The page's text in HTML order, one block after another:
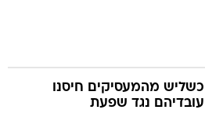
כשליש מהמעסיקים חיסנו
עובדיהם נגד שפעת